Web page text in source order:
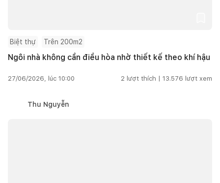
Biệt thự Trên 200m2
Ngôi nhà không cần điều hòa nhờ thiết kế theo khí hậu
27/06/2026, lúc 10:00 2 lượt thích | 13.576 lượt xem
Thu Nguyễn